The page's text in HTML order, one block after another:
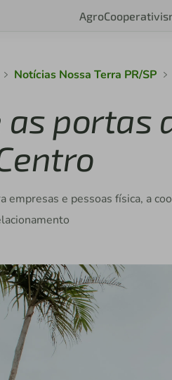
Agro
Notícias Nossa Terra PR/SP
as portas
e pessoas física, a